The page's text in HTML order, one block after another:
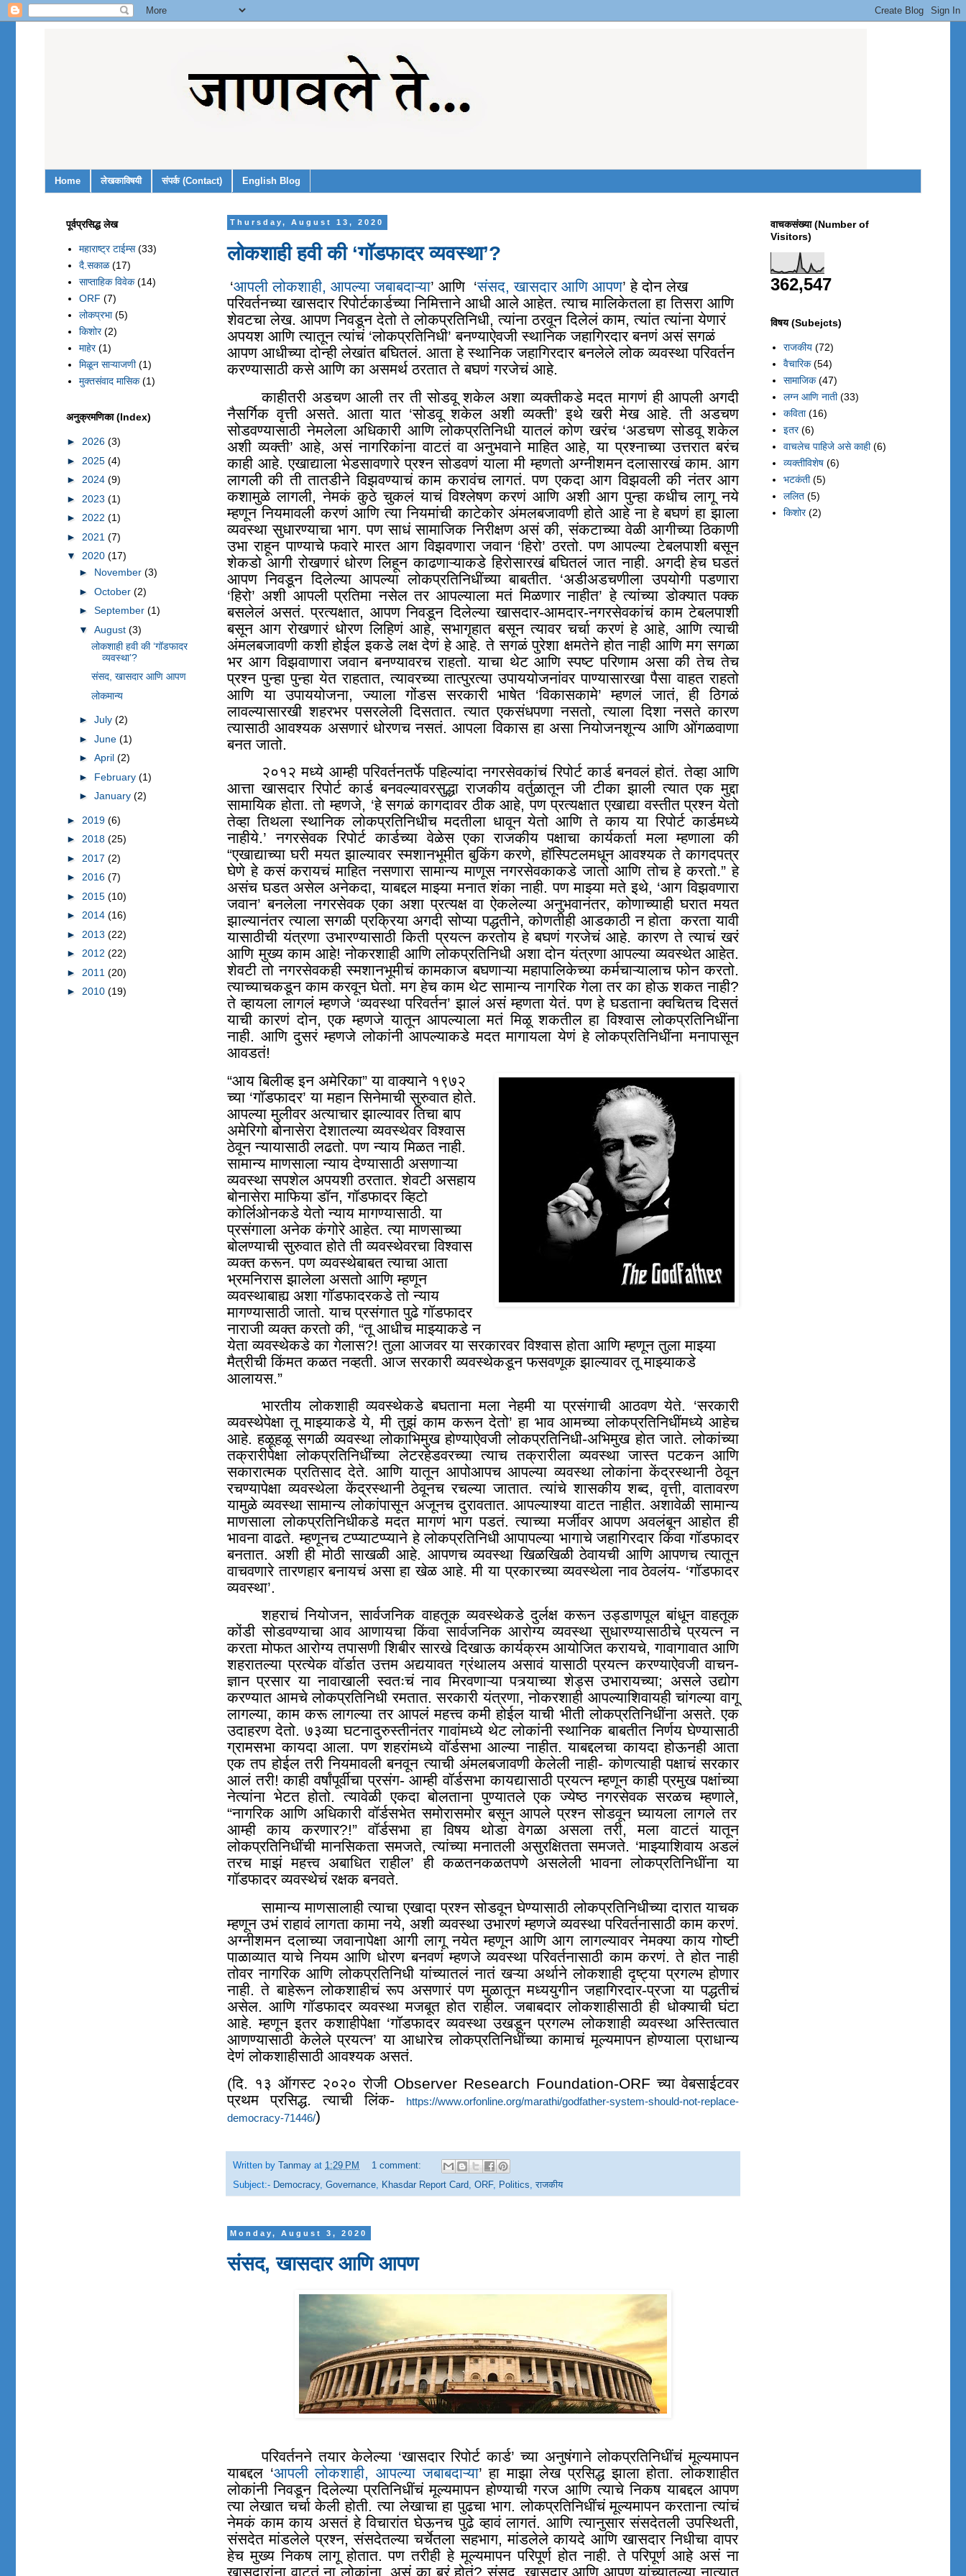
Home लेखकाविषयी संपर्क (Contact) English Blog
Thursday, August 13, 2020
लोकशाही हवी की ‘गॉडफादर व्यवस्था’?
‘आपली लोकशाही, आपल्या जबाबदाऱ्या’ आणि ‘संसद, खासदार आणि आपण’ हे दोन लेख
परिवर्तनच्या खासदार रिपोर्टकार्डच्या निमित्ताने आधी आले आहेत. त्याच मालिकेतला हा तिसरा आणि
शेवटचा लेख. आपण निवडून देतो ते लोकप्रतिनिधी, त्यांना ठरवून दिलेलं काम, त्यांत त्यांना येणारं
अपयश आणि त्यातून त्यांचं ‘लोकप्रतिनिधी’ बनण्याऐवजी स्थानिक जहागिरदार बनणं असं सगळं
आपण आधीच्या दोन्ही लेखांत बघितलं. आता हे स्थानिक जहागिरदार बनलेले लोक व्यवस्था परिवर्तन
करण्यासाठी कसे आणि का असमर्थ ठरतात ते बघणं गरजेचं आहे.
काहीतरी अडचण आली तर ती सोडवू शकेल अशा व्यक्तीकडे मदत मागणं ही आपली अगदी
नैसर्गिक वृत्ती असते. आता यात ‘सोडवू शकेल अशी व्यक्ती’ इथे खरी मेख आहे. ती अडचण
सोडवण्यासाठी नेमलेला अधिकारी आणि लोकप्रतिनिधी यातलं कोण खरंच ‘अडचण सोडवू शकेल
अशी व्यक्ती’ आहे, असं नागरिकांना वाटतं वा अनुभवाने माहित आहे, या प्रश्नाच्या उत्तरात बरंच
काही आहे. एखाद्याला भेडसावणारे प्रश्न सोडवणं याला मी म्हणतो अग्नीशमन दलासारखं काम. आग
लागली की ती तातडीने विझवण्याचं काम करावंच लागतं. पण एकदा आग विझवली की नंतर आग
कशामुळे लागली, नेमकं कुठे चुकलं याचं विश्लेषण करणं आणि अशी आग पुन्हा कधीच लागू नये
म्हणून नियमावली करणं आणि त्या नियमांची काटेकोर अंमलबजावणी होते आहे ना हे बघणं हा झाला
व्यवस्था सुधारण्याचा भाग. पण साधं सामाजिक निरीक्षण असं की, संकटाच्या वेळी आगीच्या ठिकाणी
उभा राहून पाण्याचे फवारे मारत आग विझवणारा जवान ‘हिरो’ठरतो. पण आपल्या टेबलपाशी बसून
शेकडो आगी रोखणारं धोरण लिहून काढणाऱ्याकडे हिरोसारखं बघितलं जात नाही. अगदी हेच घडतं
आपण निवडून दिलेल्या आपल्या लोकप्रतिनिधींच्या बाबतीत. ‘अडीअडचणीला उपयोगी पडणारा
‘हिरो’ अशी आपली प्रतिमा नसेल तर आपल्याला मतं मिळणार नाहीत’ हे त्यांच्या डोक्यात पक्क
बसलेलं असतं. प्रत्यक्षात, आपण निवडून दिलेल्या खासदार-आमदार-नगरसेवकांचं काम टेबलपाशी
बसून आग रोखणारं धोरण लिहिणं आहे, सभागृहात बसून त्यावर चर्चा करणं हे आहे, आणि त्याची
अंमलबजावणी कशी होईल इकडे लक्ष देणं हे आहे. ते सगळं पुरेशा क्षमतेने होत नाही आणि मग सगळा
भर आग विझवाणारा जवान बनण्यावरच राहतो. याचा थेट आणि स्पष्ट परिणाम असा की तेच तेच
प्रश्न पुन्हा पुन्हा येत राहतात, त्यावरच्या तात्पुरत्या उपाययोजनांवर पाण्यासारखा पैसा वाहत राहतो
आणि या उपाययोजना, ज्याला गोंडस सरकारी भाषेत ‘विकासकामे’ म्हणलं जातं, ही ठिगळं
लावल्यासारखी शहरभर पसरलेली दिसतात. त्यात एकसंधपणा नसतो, त्याला दिशा नसते कारण
त्यासाठी आवश्यक असणारं धोरणच नसतं. आपला विकास हा असा नियोजनशून्य आणि ओंगळवाणा
बनत जातो.
२०१२ मध्ये आम्ही परिवर्तनतर्फे पहिल्यांदा नगरसेवकांचं रिपोर्ट कार्ड बनवलं होतं. तेव्हा आणि
आत्ता खासदार रिपोर्ट कार्ड बनवल्यावरसुद्धा राजकीय वर्तुळातून जी टीका झाली त्यात एक मुद्दा
सामायिक होता. तो म्हणजे, ‘हे सगळं कागदावर ठीक आहे, पण प्रत्यक्षात एखाद्या वस्तीत प्रश्न येतो
तेव्हा तिथला स्थानिक लोकप्रतिनिधीच मदतीला धावून येतो आणि ते काय या रिपोर्ट कार्डमध्ये
नाहीये.’ नगरसेवक रिपोर्ट कार्डच्या वेळेस एका राजकीय पक्षाचा कार्यकर्ता मला म्हणाला की
“एखाद्याच्या घरी मयत झाल्यावर स्मशानभूमीत बुकिंग करणे, हॉस्पिटलमधून आवश्यक ते कागदपत्र
घेणे हे कसं करायचं माहित नसणारा सामान्य माणूस नगरसेवकाकडे जातो आणि तोच हे करतो.” हे
असंच घडत असेल अनेकदा, याबद्दल माझ्या मनात शंका नाही. पण माझ्या मते इथे, ‘आग विझवणारा
जवान’ बनलेला नगरसेवक एका अशा प्रत्यक्ष वा ऐकलेल्या अनुभवानंतर, कोणाच्याही घरात मयत
झाल्यानंतर त्याला सगळी प्रक्रिया अगदी सोप्या पद्धतीने, कोणतीही आडकाठी न होता करता यावी
यासाठीची यंत्रणा उभारण्यासाठी किती प्रयत्न करतोय हे बघणं गरजेचं आहे. कारण ते त्याचं खरं
आणि मुख्य काम आहे! नोकरशाही आणि लोकप्रतिनिधी अशा दोन यंत्रणा आपल्या व्यवस्थेत आहेत.
शेवटी तो नगरसेवकही स्मशानभूमीचं कामकाज बघणाऱ्या महापालिकेच्या कर्मचाऱ्यालाच फोन करतो.
त्याच्याचकडून काम करवून घेतो. मग हेच काम थेट सामान्य नागरिक गेला तर का होऊ शकत नाही?
ते व्हायला लागलं म्हणजे ‘व्यवस्था परिवर्तन’ झालं असं म्हणता येतं. पण हे घडताना क्वचितच दिसतं
याची कारणं दोन, एक म्हणजे यातून आपल्याला मतं मिळू शकतील हा विश्वास लोकप्रतिनिधींना
नाही. आणि दुसरं म्हणजे लोकांनी आपल्याकडे मदत मागायला येणं हे लोकप्रतिनिधींना मनापासून
आवडतं!
“आय बिलीव्ह इन अमेरिका” या वाक्याने १९७२
च्या ‘गॉडफादर’ या महान सिनेमाची सुरुवात होते.
आपल्या मुलीवर अत्याचार झाल्यावर तिचा बाप
अमेरिगो बोनासेरा देशातल्या व्यवस्थेवर विश्वास
ठेवून न्यायासाठी लढतो. पण न्याय मिळत नाही.
सामान्य माणसाला न्याय देण्यासाठी असणाऱ्या
व्यवस्था सपशेल अपयशी ठरतात. शेवटी असहाय
बोनासेरा माफिया डॉन, गॉडफादर व्हिटो
कोर्लिओनकडे येतो न्याय मागण्यासाठी. या
प्रसंगाला अनेक कंगोरे आहेत. त्या माणसाच्या
बोलण्याची सुरुवात होते ती व्यवस्थेवरचा विश्वास
व्यक्त करून. पण व्यवस्थेबाबत त्याचा आता
भ्रमनिरास झालेला असतो आणि म्हणून
व्यवस्थाबाह्य अशा गॉडफादरकडे तो न्याय
मागण्यासाठी जातो. याच प्रसंगात पुढे गॉडफादर
नाराजी व्यक्त करतो की, “तू आधीच माझ्याकडे न
येता व्यवस्थेकडे का गेलास?! तुला आजवर या सरकारवर विश्वास होता आणि म्हणून तुला माझ्या
मैत्रीची किंमत कळत नव्हती. आज सरकारी व्यवस्थेकडून फसवणूक झाल्यावर तू माझ्याकडे
आलायस.”
भारतीय लोकशाही व्यवस्थेकडे बघताना मला नेहमी या प्रसंगाची आठवण येते. ‘सरकारी
व्यवस्थेपेक्षा तू माझ्याकडे ये, मी तुझं काम करून देतो’ हा भाव आमच्या लोकप्रतिनिधींमध्ये आहेच
आहे. हळूहळू सगळी व्यवस्था लोकाभिमुख होण्याऐवजी लोकप्रतिनिधी-अभिमुख होत जाते. लोकांच्या
तक्रारीपेक्षा लोकप्रतिनिधींच्या लेटरहेडवरच्या त्याच तक्रारीला व्यवस्था जास्त पटकन आणि
सकारात्मक प्रतिसाद देते. आणि यातून आपोआपच आपल्या व्यवस्था लोकांना केंद्रस्थानी ठेवून
रचण्यापेक्षा व्यवस्थेला केंद्रस्थानी ठेवूनच रचल्या जातात. त्यांचे शासकीय शब्द,वृत्ती, वातावरण
यामुळे व्यवस्था सामान्य लोकांपासून अजूनच दुरावतात. आपल्याश्या वाटत नाहीत. अशावेळी सामान्य
माणसाला लोकप्रतिनिधीकडे मदत मागणं भाग पडतं. त्याच्या मर्जीवर आपण अवलंबून आहोत ही
भावना वाढते. म्हणूनच टप्प्याटप्प्याने हे लोकप्रतिनिधी आपापल्या भागाचे जहागिरदार किंवा गॉडफादर
बनतात. अशी ही मोठी साखळी आहे. आपणच व्यवस्था खिळखिळी ठेवायची आणि आपणच त्यातून
वाचवणारे तारणहार बनायचं असा हा खेळ आहे. मी या प्रकारच्या व्यवस्थेला नाव ठेवलंय- ‘गॉडफादर
व्यवस्था’.
शहराचं नियोजन, सार्वजनिक वाहतूक व्यवस्थेकडे दुर्लक्ष करून उड्डाणपूल बांधून वाहतूक
कोंडी सोडवण्याचा आव आणायचा किंवा सार्वजनिक आरोग्य व्यवस्था सुधारण्यासाठीचे प्रयत्न न
करता मोफत आरोग्य तपासणी शिबीर सारखे दिखाऊ कार्यक्रम आयोजित करायचे, गावागावात आणि
शहरातल्या प्रत्येक वॉर्डात उत्तम अद्ययावत ग्रंथालय असावं यासाठी प्रयत्न करण्याऐवजी वाचन-
ज्ञान प्रसार या नावाखाली स्वतःचं नाव मिरवणाऱ्या पत्र्याच्या शेड्स उभारायच्या; असले उद्योग
करण्यात आमचे लोकप्रतिनिधी रमतात. सरकारी यंत्रणा, नोकरशाही आपल्याशिवायही चांगल्या वागू
लागल्या, काम करू लागल्या तर आपलं महत्त्व कमी होईल याची भीती लोकप्रतिनिधींना असते. एक
उदाहरण देतो. ७३व्या घटनादुरुस्तीनंतर गावांमध्ये थेट लोकांनी स्थानिक बाबतीत निर्णय घेण्यासाठी
ग्रामसभा कायदा आला. पण शहरांमध्ये वॉर्डसभा आल्या नाहीत. याबद्दलचा कायदा होऊनही आता
एक तप होईल तरी नियमावली बनवून त्याची अंमलबजावणी केलेली नाही- कोणत्याही पक्षाचं सरकार
आलं तरी! काही वर्षांपूर्वीचा प्रसंग- आम्ही वॉर्डसभा कायद्यासाठी प्रयत्न म्हणून काही प्रमुख पक्षांच्या
नेत्यांना भेटत होतो. त्यावेळी एकदा बोलताना पुण्यातले एक ज्येष्ठ नगरसेवक सरळच म्हणाले,
“नागरिक आणि अधिकारी वॉर्डसभेत समोरासमोर बसून आपले प्रश्न सोडवून घ्यायला लागले तर
आम्ही काय करणार?!” वॉर्डसभा हा विषय थोडा वेगळा असला तरी, मला वाटतं यातून
लोकप्रतिनिधींची मानसिकता समजते, त्यांच्या मनातली असुरक्षितता समजते. ‘माझ्याशिवाय अडलं
तरच माझं महत्त्व अबाधित राहील’ ही कळतनकळतपणे असलेली भावना लोकप्रतिनिधींना या
गॉडफादर व्यवस्थेचं रक्षक बनवते.
सामान्य माणसालाही त्याचा एखादा प्रश्न सोडवून घेण्यासाठी लोकप्रतिनिधीच्या दारात याचक
म्हणून उभं राहावं लागता कामा नये, अशी व्यवस्था उभारणं म्हणजे व्यवस्था परिवर्तनासाठी काम करणं.
अग्नीशमन दलाच्या जवानापेक्षा आगी लागू नयेत म्हणून आणि आग लागल्यावर नेमक्या काय गोष्टी
पाळाव्यात याचे नियम आणि धोरण बनवणं म्हणजे व्यवस्था परिवर्तनासाठी काम करणं. ते होत नाही
तोवर नागरिक आणि लोकप्रतिनिधी यांच्यातलं नातं खऱ्या अर्थाने लोकशाही दृष्ट्या प्रगल्भ होणार
नाही. ते बाहेरून लोकशाहीचं रूप असणारं पण मुळातून मध्ययुगीन जहागिरदार-प्रजा या पद्धतीचं
असेल. आणि गॉडफादर व्यवस्था मजबूत होत राहील. जबाबदार लोकशाहीसाठी ही धोक्याची घंटा
आहे. म्हणून इतर कशाहीपेक्षा ‘गॉडफादर व्यवस्था उखडून प्रगल्भ लोकशाही व्यवस्था अस्तित्वात
आणण्यासाठी केलेले प्रयत्न’ या आधारेच लोकप्रतिनिधींच्या कामाचं मूल्यमापन होण्याला प्राधान्य
देणं लोकशाहीसाठी आवश्यक असतं.
(दि. १३ ऑगस्ट २०२० रोजी Observer Research Foundation-ORF च्या वेबसाईटवर
प्रथम प्रसिद्ध. त्याची लिंक-
https://www.orfonline.org/marathi/godfather-system-should-not-replace-
democracy-71446/)
Written by Tanmay at 1:29 PM
1 comment:
Subject:- Democracy, Governance, Khasdar Report Card, ORF, Politics,राजकीय
Monday, August 3, 2020
संसद, खासदार आणि आपण
परिवर्तनने तयार केलेल्या ‘खासदार रिपोर्ट कार्ड’ च्या अनुषंगाने लोकप्रतिनिधींचं मूल्यमापन
याबद्दल ‘आपली लोकशाही, आपल्या जबाबदाऱ्या’ हा माझा लेख प्रसिद्ध झाला होता. लोकशाहीत
लोकांनी निवडून दिलेल्या प्रतिनिधींचं मूल्यमापन होण्याची गरज आणि त्याचे निकष याबद्दल आपण
त्या लेखात चर्चा केली होती. त्या लेखाचा हा पुढचा भाग. लोकप्रतिनिधींचं मूल्यमापन करताना त्यांचं
नेमकं काम काय असतं हे विचारांत घेऊनच पुढे व्हावं लागतं. आणि त्यानुसार संसदेतली उपस्थिती,
संसदेत मांडलेले प्रश्न, संसदेतल्या चर्चेतला सहभाग, मांडलेले कायदे आणि खासदार निधीचा वापर
हेच मुख्य निकष लागू होतात. पण तरीही हे मूल्यमापन परिपूर्ण होत नाही. ते परिपूर्ण आहे असं ना
खासदारांना वाटतं ना लोकांना. असं का बरं होतं? संसद, खासदार आणि आपण यांच्यातल्या नात्यात
पूर्वप्रसिद्ध लेख
महाराष्ट्र टाईम्स (33)
दै.सकाळ (17)
साप्ताहिक विवेक (14)
ORF (7)
लोकप्रभा (5)
किशोर (2)
माहेर (1)
मिळून साऱ्याजणी (1)
मुक्तसंवाद मासिक (1)
अनुक्रमणिका (Index)
► 2026 (3)
► 2025 (4)
► 2024 (9)
► 2023 (1)
► 2022 (1)
► 2021 (7)
▼ 2020 (17)
► November (3)
► October (2)
► September (1)
▼ August (3)
लोकशाही हवी की ‘गॉडफादर
व्यवस्था’?
संसद, खासदार आणि आपण
लोकमान्य
► July (2)
► June (1)
► April (2)
► February (1)
► January (2)
► 2019 (6)
► 2018 (25)
► 2017 (2)
► 2016 (7)
► 2015 (10)
► 2014 (16)
► 2013 (22)
► 2012 (22)
► 2011 (20)
► 2010 (19)
वाचकसंख्या (Number of
Visitors)
362,547
विषय (Subejcts)
राजकीय (72)
वैचारिक (54)
सामाजिक (47)
लग्न आणि नाती (33)
कविता (16)
इतर (6)
वाचलेच पाहिजे असे काही (6)
व्यक्तीविशेष (6)
भटकंती (5)
ललित (5)
किशोर (2)